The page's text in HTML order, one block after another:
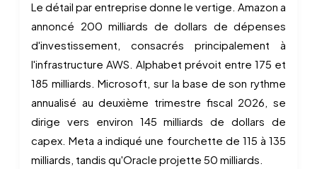
Le détail par entreprise donne le vertige. Amazon a
annoncé 200 milliards de dollars de dépenses
d'investissement, consacrés principalement à
l'infrastructure AWS. Alphabet prévoit entre 175 et
185 milliards. Microsoft, sur la base de son rythme
annualisé au deuxième trimestre fiscal 2026, se
dirige vers environ 145 milliards de dollars de
capex. Meta a indiqué une fourchette de 115 à 135
milliards, tandis qu'Oracle projette 50 milliards.